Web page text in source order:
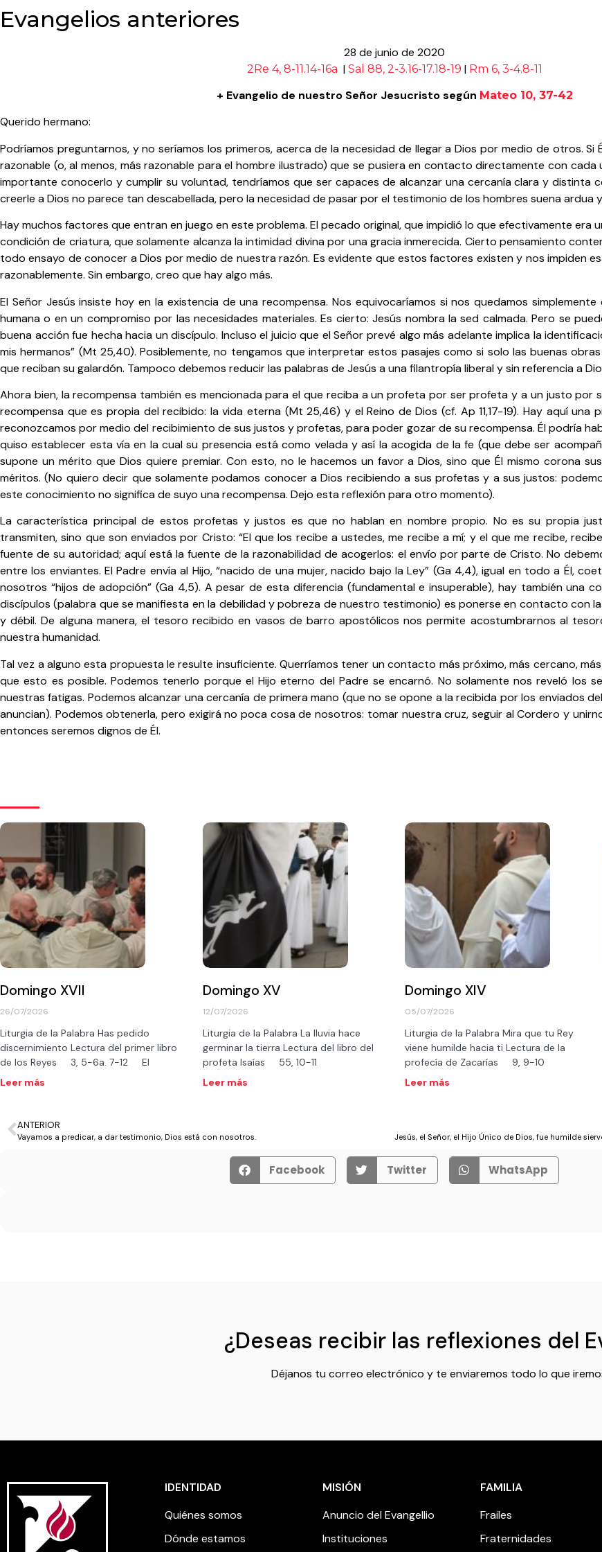
Evangelios anteriores
28 de junio de 2020
2Re 4, 8-11.14-16a | Sal 88, 2-3.16-17.18-19 | Rm 6, 3-4.8-11
+ Evangelio de nuestro Señor Jesucristo según Mateo 10, 37-42
Querido hermano:
Podríamos preguntarnos, y no seríamos los primeros, acerca de la necesidad de llegar a Dios por medio de otros. Si
razonable (o, al menos, más razonable para el hombre ilustrado) que se pusiera en contacto directamente con
importante conocerlo y cumplir su voluntad, tendríamos que ser capaces de alcanzar una cercanía clara y distinta
creerle a Dios no parece tan descabellada, pero la necesidad de pasar por el testimonio de los hombres suena ardua
Hay muchos factores que entran en juego en este problema. El pecado original, que impidió lo que efectivamente era
condición de criatura, que solamente alcanza la intimidad divina por una gracia inmerecida. Cierto pensamiento
todo ensayo de conocer a Dios por medio de nuestra razón. Es evidente que estos factores existen y nos impiden
razonablemente. Sin embargo, creo que hay algo más.
El Señor Jesús insiste hoy en la existencia de una recompensa. Nos equivocaríamos si nos quedamos
humana o en un compromiso por las necesidades materiales. Es cierto: Jesús nombra la sed calmada. Pero se
buena acción fue hecha hacia un discípulo. Incluso el juicio que el Señor prevé algo más adelante implica la
mis hermanos” (Mt 25,40). Posiblemente, no tengamos que interpretar estos pasajes como si solo las buenas
que reciban su galardón. Tampoco debemos reducir las palabras de Jesús a una filantropía liberal y sin referencia a
Ahora bien, la recompensa también es mencionada para el que reciba a un profeta por ser profeta y a un justo por
recompensa que es propia del recibido: la vida eterna (Mt 25,46) y el Reino de Dios (cf. Ap 11,17-19). Hay aquí una
reconozcamos por medio del recibimiento de sus justos y profetas, para poder gozar de su recompensa. Él podría
quiso establecer esta vía en la cual su presencia está como velada y así la acogida de la fe (que debe ser
supone un mérito que Dios quiere premiar. Con esto, no le hacemos un favor a Dios, sino que Él mismo corona
méritos. (No quiero decir que solamente podamos conocer a Dios recibiendo a sus profetas y a sus justos:
este conocimiento no significa de suyo una recompensa. Dejo esta reflexión para otro momento).
La característica principal de estos profetas y justos es que no hablan en nombre propio. No es su propia
transmiten, sino que son enviados por Cristo: “El que los recibe a ustedes, me recibe a mí; y el que me recibe,
fuente de su autoridad; aquí está la fuente de la razonabilidad de acogerlos: el envío por parte de Cristo. No
entre los enviantes. El Padre envía al Hijo, “nacido de una mujer, nacido bajo la Ley” (Ga 4,4), igual en todo a Él,
nosotros “hijos de adopción” (Ga 4,5). A pesar de esta diferencia (fundamental e insuperable), hay también una
discípulos (palabra que se manifiesta en la debilidad y pobreza de nuestro testimonio) es ponerse en contacto con
y débil. De alguna manera, el tesoro recibido en vasos de barro apostólicos nos permite acostumbrarnos al
nuestra humanidad.
Tal vez a alguno esta propuesta le resulte insuficiente. Querríamos tener un contacto más próximo, más cercano,
que esto es posible. Podemos tenerlo porque el Hijo eterno del Padre se encarnó. No solamente nos reveló los
nuestras fatigas. Podemos alcanzar una cercanía de primera mano (que no se opone a la recibida por los enviados
anuncian). Podemos obtenerla, pero exigirá no poca cosa de nosotros: tomar nuestra cruz, seguir al Cordero y
entonces seremos dignos de Él.
Domingo XVII
26/07/2026
Liturgia de la Palabra Has pedido
discernimiento Lectura del primer libro
de los Reyes 3, 5-6a. 7-12 El
Leer más
Domingo XV
12/07/2026
Liturgia de la Palabra La lluvia hace
germinar la tierra Lectura del libro del
profeta Isaías 55, 10-11
Leer más
Domingo XIV
05/07/2026
Liturgia de la Palabra Mira que tu Rey
viene humilde hacia ti Lectura de la
profecía de Zacarías 9, 9-10
Leer más
ANTERIOR
Vayamos a predicar, a dar testimonio, Dios está con nosotros.
Facebook Twitter WhatsApp
¿Deseas recibir las reflexiones del
Déjanos tu correo electrónico y te enviaremos todo lo que
IDENTIDAD
Quiénes somos
Dónde estamos
MISIÓN
Anuncio del Evangellio
Instituciones
FAMILIA
Frailes
Fraternidades